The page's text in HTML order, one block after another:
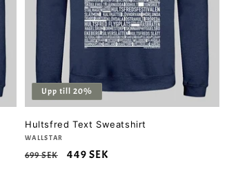
Upp till 20%
Hultsfred Text Sweatshirt
Säljare:
WALLSTAR
Ordinarie
699 SEK Försäljningspris
449 SEK